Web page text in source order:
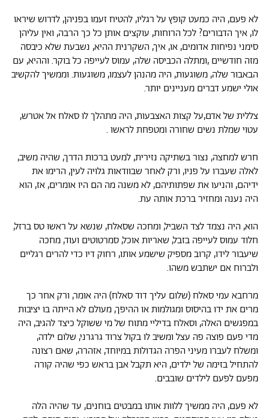
לא פעם, היה כמעט קופץ על רגליו, להטיח זעמו בפניהן, לדרוש שיראו
לו, איך הדבורים? לכל הרוחות, עוקצים אותן כל כך הרבה, ואין עליהן
סימני נפיחות אדומים, או, איך, השקרנית ההיא, נשבעת שלא כיבסה
מזה חודשיים ,ומתלה הכביסה שלה, עמוס לעייפה כל בוקר. וההיא, עם
הבאבור שלה, משוגעות, היה מהנהן לעצמו, משוגעות. וממשיך להקשיב
אולי ישמע דברים מעניינים יותר.
צללית של אדם,על קצות האצבעות, היה מתהלך לו סאלח אל אטרש,
עטוי שמלת נשים שחורה ומטפחת לראשו .
חרש למחצה, נצור בשתיקה נזירית, למעט ברכות הדרך, שהיה משיב,
לאלה שעברו על פניו, ורק לאחר שבוודאות גלויה לעין, הרימו את
ידיהם, והניעו את שפתותיהם, לא משנה מה הם היו אומרים, אז, הוא
היה נענה ומחזיר ברכת אותה עת.
הוא, היה נצמד לצד השביל, ומחכה שסאלח, שנשא על ראשו טס ברזל,
חלוד עמוס לעייפה בזבל, שאריות אוכל, סמרטוטים ועוד, מחכה
שיעבור לידו, קרוב מספיק שישמע אותו, רחוק דיו כדי להרים רגליים
ולברוח אם ישתבש משהו.
מרחבא עמי סאלח (שלום עליך דוד סאלח) היה אומר, ורק אחר כך
מרים את ידו בהיסוס ומגולמות או ההיפך, מעולם לא הייתה בו יציבות
במפגשים האלה, וסאלח בדיליי מתוח של מי ששוקל כיצד להגיב, היה
מדי פעם פוצה פה עצל ומשיב לו בקול צרוד גרגרני, שלום ילדה,
ומשלח לעברו מעיני הפרה הגדולות במיוחד, אזהרה, שאם רצונה
להתחיל בזימה של ילדים, היא תקבל אבן בראש כפי שהיה קורה
מפעם לפעם לילדים שובבים.
לא פעם, היה ממשיך ללוות אותו במבטים בוחנים, עד שהיה הלה